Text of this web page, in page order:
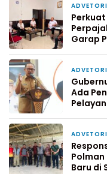
Garap
Ada
Baru di